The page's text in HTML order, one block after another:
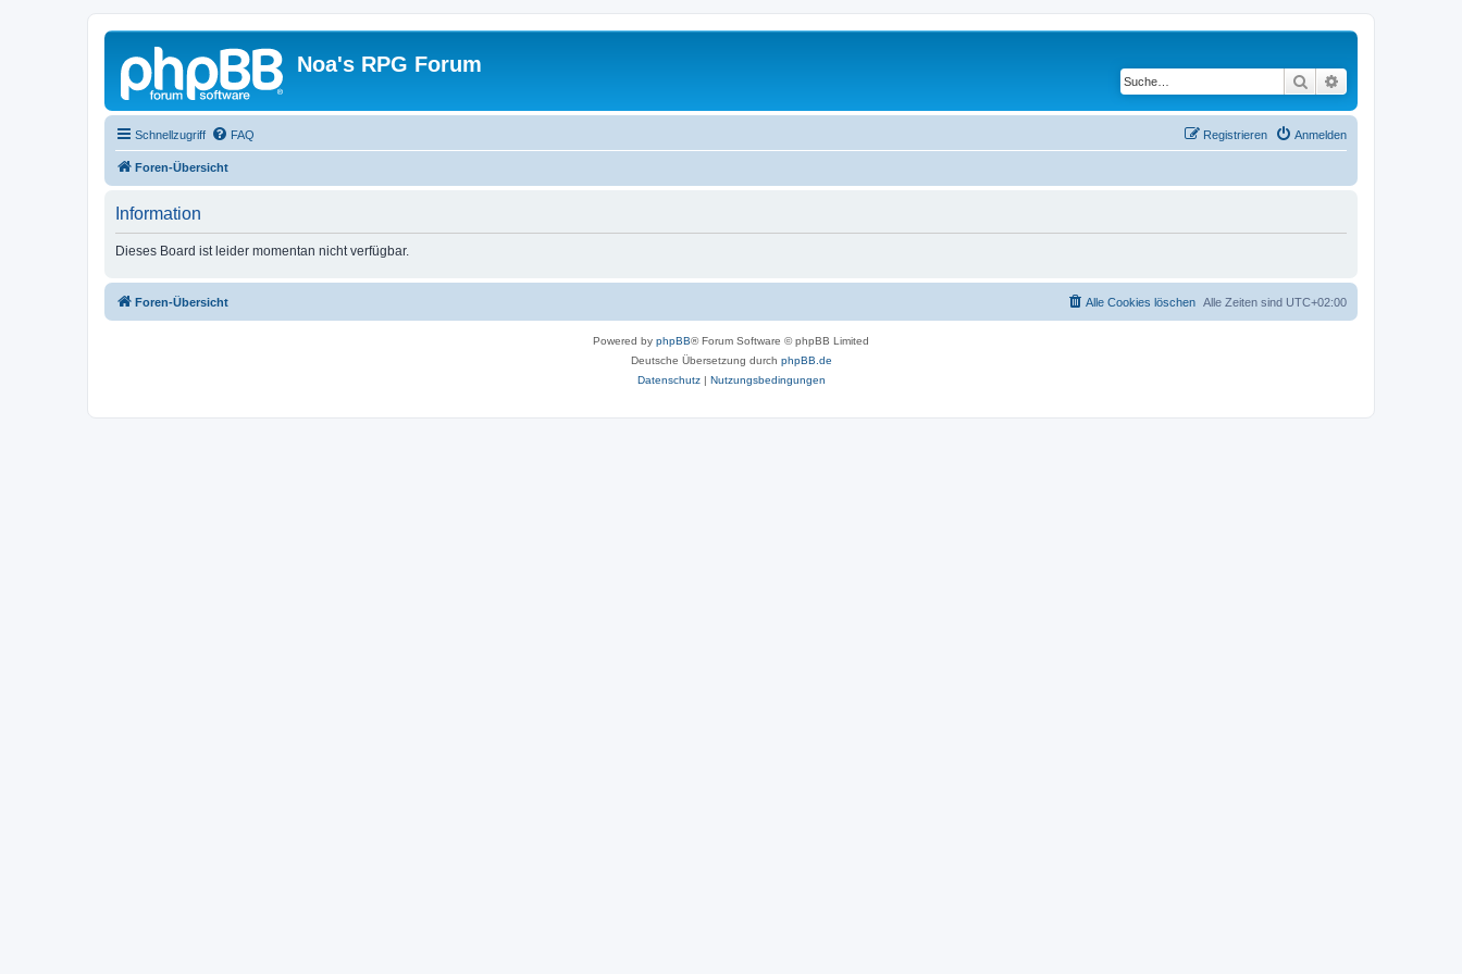
Noa's RPG Forum
Suche
Schnellzugriff FAQ Anmelden
Registrieren
Foren-Übersicht
Information
Dieses Board ist leider momentan nicht verfügbar.
Foren-Übersicht Alle Zeiten sind UTC+02:00
Alle Cookies löschen
Powered by phpBB® Forum Software © phpBB Limited
Deutsche Übersetzung durch phpBB.de
Datenschutz| Nutzungsbedingungen